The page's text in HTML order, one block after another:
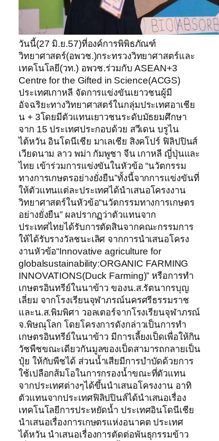
วันนี้(27 มิ.ย.57)ที่องค์การพิพิธภัณฑ์
วิทยาศาสตร์(อพวช.)กระทรวงวิทยาศาสตร์และ
เทคโนโลยี(วท.) อพวช.ร่วมกับ ASEAN+3
Centre for the Gifted in Science(ACGS)
ประเทศเกาหลี จัดการแข่งขันเยาวชนผู้มี
อัจฉริยะทางวิทยาศาสตร์ในกลุ่มประเทศอาเชีย
น + 3โดยมีตัวแทนเยาวชนระดับมัธยมศึกษา
จาก 15 ประเทศประกอบด้วย สวีเดน บรูไน
ไต้หวัน อินโดนีเชีย มาเลเชีย สิงคโปร์ ฟิลิปปินส์
เวียดนาม ลาว พม่า กัมพูชา จีน เกาหลี ญี่ปุ่นและ
ไทย เข้าร่วมการแข่งขันในหัวข้อ “นวัตกรรม
ทางการเกษตรอย่างยั่งยืน”ทั้งนี้จากการแข่งขันที่
ให้ตัวแทนแต่ละประเทศได้นำเสนอโครงงาน
วิทยาศาสตร์ในหัวข้อ“นวัตกรรมทางการเกษตร
อย่างยั่งยืน” ผลปรากฏว่าตัวแทนจาก
ประเทศไทยได้รับการตัดสินจากคณะกรรมการ
ให้ได้รับรางวัลชนะเลิศ จากการนำเสนอโครง
งานหัวข้อ“Innovative agriculture for
globalsustainability:ORGANIC FARMING
INNOVATIONS(Duck Farming)” หรือการทำ
เกษตรอินทรีย์ในนาข้าว ของน.ส.รัตนากรบุญ
เลี่ยม จากโรงเรียนจุฬาภรณ์นครศรีธรรมราช
และน.ส.พิมพิศา วอลเตอร์จากโรงเรียนจุฬาภรณ์
จ.พิษณุโลก โดยโครงการดังกล่าวเป็นการทำ
เกษตรอินทรีย์ในนาข้าว มีการเลี้ยงเป็ดเพื่อให้กิน
วัชพืชขณะเดียวกันมูลของเป็ดสามารถกลายเป็น
ปุ๋ย ให้กับพืชได้ ส่วนน้ำเสียมีการบำบัดด้วยการ
ใช้เปลือกส้มโอในการกรองน้ำขณะที่ตัวแทน
จากประเทศต่างๆได้ขึ้นนำเสนอโครงงาน อาทิ
ตัวแทนจากประเทศฟิลิปปินส์ได้นำเสนอเรื่อง
เทคโนโลยีการประหยัดน้ำ ประเทศอินโดนีเชีย
นำเสนอเรื่องการเกษตรแห่งอนาคต ประเทศ
ไต้หวัน นำเสนอเรื่องการตัดต่อพันธุกรรมข้าว